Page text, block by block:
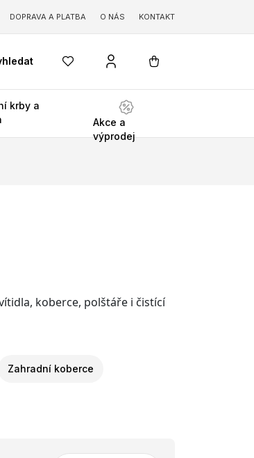
DOPRAVA A PLATBA O NÁS KONTAKT
krby a
Akce a
výprodej
koberce, polštáře i čistící
Zahradní koberce